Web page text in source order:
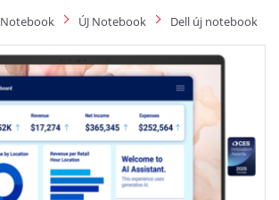
ÚJ Notebook Dell új notebook